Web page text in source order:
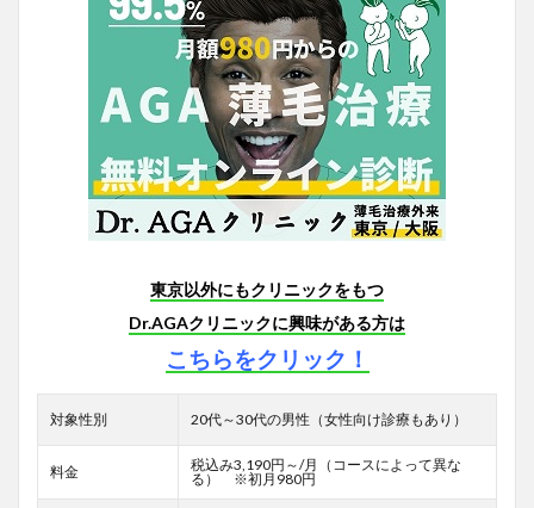
東京以外にもクリニックをもつ
Dr.AGAクリニックに興味がある方は
こちらをクリック！
対象性別 20代～30代の男性（女性向け診療もあり）
料金
税込み3,190円～/月（コースによって異な
る） ※初月980円